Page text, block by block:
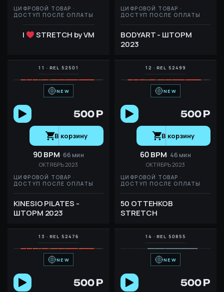
ЦИФРОВОЙ ТОВАР ·
ДОСТУП ПОСЛЕ ОПЛАТЫ
I STRETCH by VM
ЦИФРОВОЙ ТОВАР ·
ДОСТУП ПОСЛЕ ОПЛАТЫ
BODYART - ШТОРМ
2023
NEW
500 Р
В корзину
ЦИФРОВОЙ ТОВАР ·
ДОСТУП ПОСЛЕ ОПЛАТЫ
KINESIO PILATES -
ШТОРМ 2023
ОКТЯБРЬ 2023
90 BPM 66 мин
NEW
500 Р
В корзину
ЦИФРОВОЙ ТОВАР ·
ДОСТУП ПОСЛЕ ОПЛАТЫ
50 ОТТЕНКОВ
STRETCH
ОКТЯБРЬ 2023
60 BPM 46 мин
NEW
500 Р
NEW
500 Р